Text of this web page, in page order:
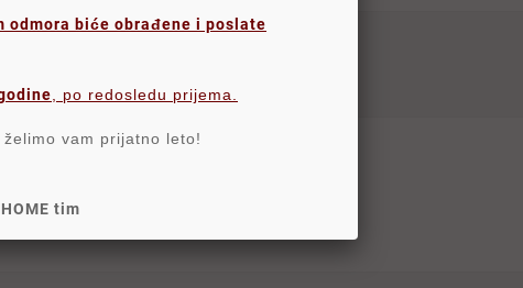
odmora biće obrađene i poslate
, po redosledu prijema.
vam prijatno leto!
tim